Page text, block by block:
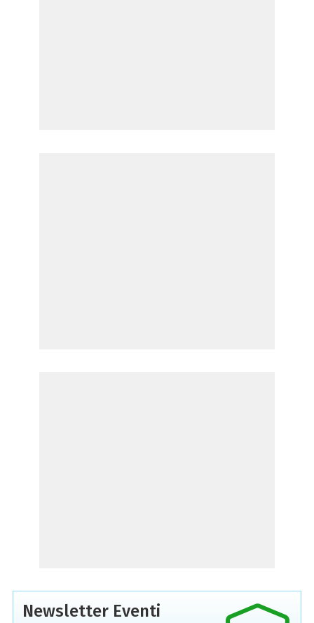
Newsletter Eventi